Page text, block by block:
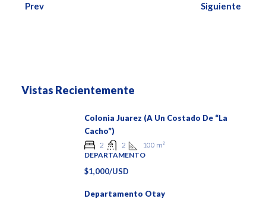
Prev Siguiente
Vistas Recientemente
Colonia Juarez (a Un Costado De “La
Cacho”)
2 2 100 m²
DEPARTAMENTO
$1,000/USD
Departamento Otay